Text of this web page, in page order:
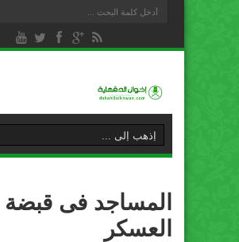
المساجد فى قبضة
العسكر